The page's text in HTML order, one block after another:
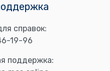
справок:
19-96
поддержка: